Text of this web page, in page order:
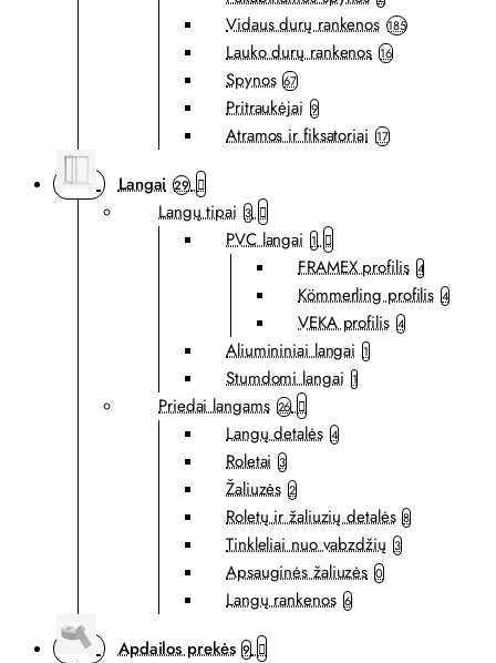
Vidaus durų rankenos 185
Lauko durų rankenos 16
Spynos 67
Pritraukėjai 9
Atramos ir fiksatoriai 17
Langai 29
Langų tipai 3
PVC langai 1
FRAMEX profilis 4
Kömmerling profilis 4
VEKA profilis 4
Aliumininiai langai 1
Stumdomi langai 1
Priedai langams 26
Langų detalės 4
Roletai 3
Žaliuzės 2
Roletų ir žaliuzių detalės 8
Tinkleliai nuo vabzdžių 3
Apsauginės žaliuzės 0
Langų rankenos 6
Apdailos prekės 9